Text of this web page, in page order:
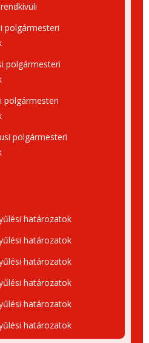
polgármesteri
polgármesteri
polgármesteri
polgármesteri
határozatok
határozatok
határozatok
határozatok
határozatok
határozatok